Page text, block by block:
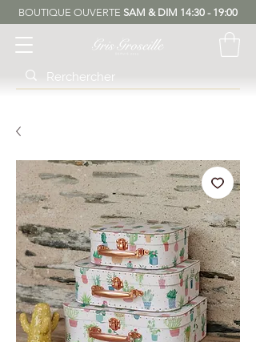
BOUTIQUE OUVERTE SAM & DIM 14:30 - 19:00